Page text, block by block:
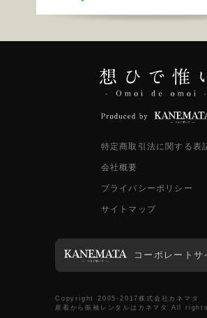
特定商取引法に関する表
会社概要
プライバシーポリシー
サイトマップ
コーポレートサ
Copyright 2005-2017株式会社カネマタ
産着から振袖レンタルはカネマタ All